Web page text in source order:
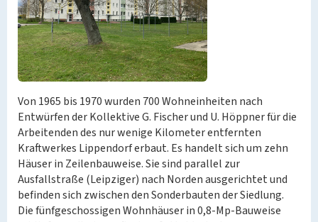
Von 1965 bis 1970 wurden 700 Wohneinheiten nach
Entwürfen der Kollektive G. Fischer und U. Höppner für die
Arbeitenden des nur wenige Kilometer entfernten
Kraftwerkes Lippendorf erbaut. Es handelt sich um zehn
Häuser in Zeilenbauweise. Sie sind parallel zur
Ausfallstraße (Leipziger) nach Norden ausgerichtet und
befinden sich zwischen den Sonderbauten der Siedlung.
Die fünfgeschossigen Wohnhäuser in 0,8-Mp-Bauweise